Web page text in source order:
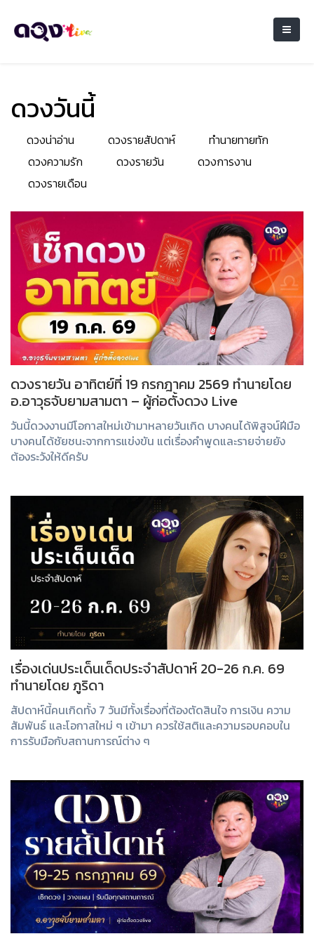
ดวงวันนี้
ดวงน่าอ่าน ดวงรายสัปดาห์
ทำนายทายทัก
ดวงความรัก
ดวงรายวัน
ดวงการงาน
ดวงรายเดือน
ดวงรายวัน อาทิตย์ที่ 19 กรกฎาคม 2569 ทำนายโดย
อ.อาวุธจับยามสามตา – ผู้ก่อตั้งดวง Live
วันนี้ดวงงานมีโอกาสใหม่เข้ามาหลายวันเกิด บางคนได้พิสูจน์ฝีมือ
บางคนได้ชัยชนะจากการแข่งขัน แต่เรื่องคำพูดและรายจ่ายยัง
ต้องระวังให้ดีครับ
เรื่องเด่นประเด็นเด็ดประจำสัปดาห์ 20-26 ก.ค. 69
ทำนายโดย ภูริดา
สัปดาห์นี้คนเกิดทั้ง 7 วันมีทั้งเรื่องที่ต้องตัดสินใจ การเงิน ความ
สัมพันธ์ และโอกาสใหม่ ๆ เข้ามา ควรใช้สติและความรอบคอบใน
การรับมือกับสถานการณ์ต่าง ๆ